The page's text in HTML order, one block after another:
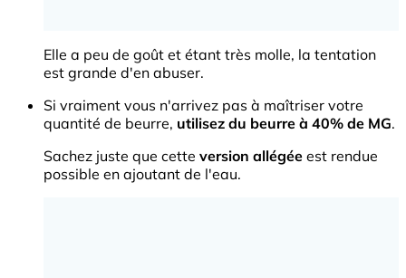
Elle a peu de goût et étant très molle, la tentation
est grande d'en abuser.
Si vraiment vous n'arrivez pas à maîtriser votre
quantité de beurre, utilisez du beurre à 40% de MG.
Sachez juste que cette version allégée est rendue
possible en ajoutant de l'eau.